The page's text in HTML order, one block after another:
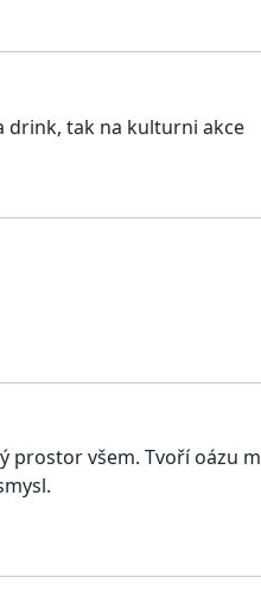
drink, tak na kulturni akce
všem. Tvoří oázu